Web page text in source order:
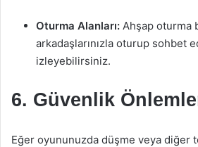
Oturma Alanları: Ahşap oturma
arkadaşlarınızla oturup sohbet
izleyebilirsiniz.
6. Güvenlik
Eğer oyununuzda düşme veya diğer